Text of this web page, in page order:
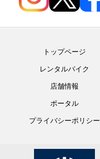
トップページ
レンタルバイク
店舗情報
ポータル
プライバシーポリシー